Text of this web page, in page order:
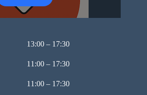
13:00 – 17:30
11:00 – 17:30
11:00 – 17:30